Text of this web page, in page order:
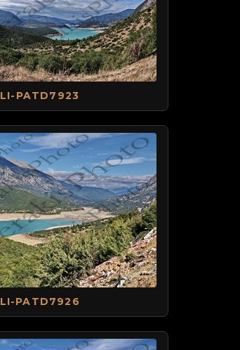
LI-PATD7923
LI-PATD7926